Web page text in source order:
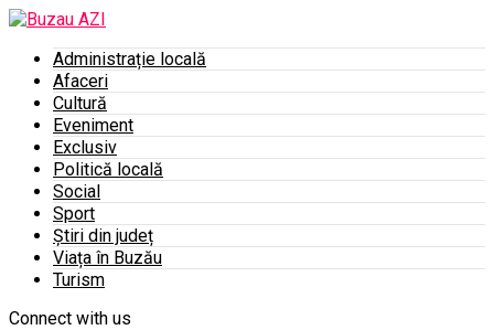
Administrație locală
Afaceri
Cultură
Eveniment
Exclusiv
Politică locală
Social
Sport
Știri din județ
Viața în Buzău
Turism
Connect with us